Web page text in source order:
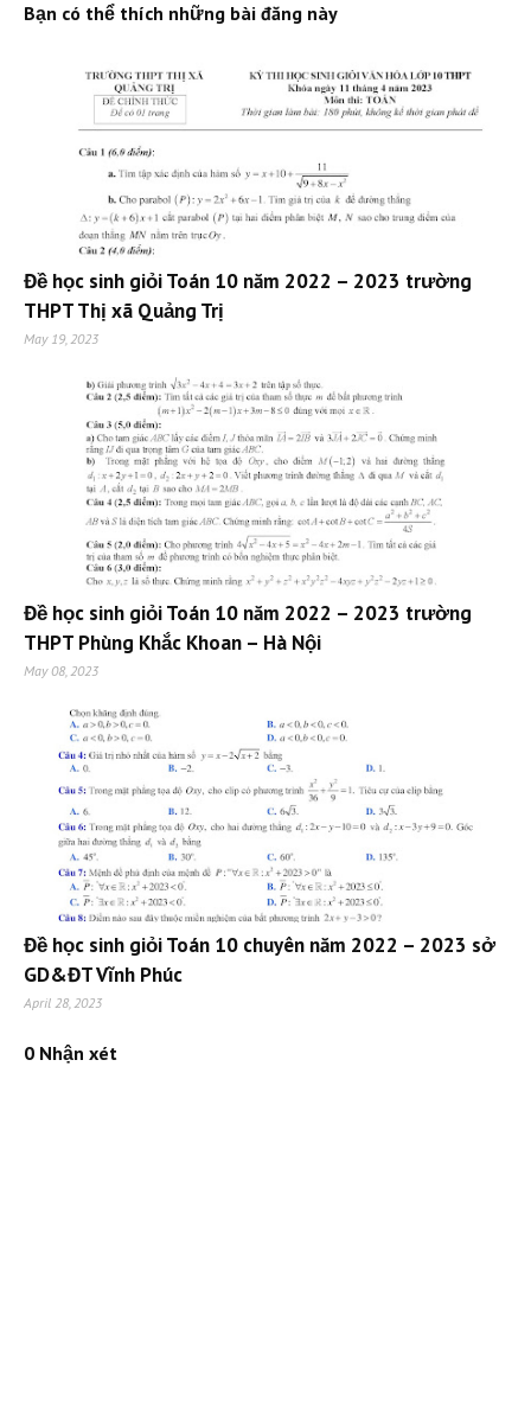
Bạn có thể thích những bài đăng này
Đề học sinh giỏi Toán 10 năm 2022 – 2023 trường
THPT Thị xã Quảng Trị
May 19, 2023
Đề học sinh giỏi Toán 10 năm 2022 – 2023 trường
THPT Phùng Khắc Khoan – Hà Nội
May 08, 2023
Đề học sinh giỏi Toán 10 chuyên năm 2022 – 2023 sở
GD&ĐT Vĩnh Phúc
April 28, 2023
0 Nhận xét